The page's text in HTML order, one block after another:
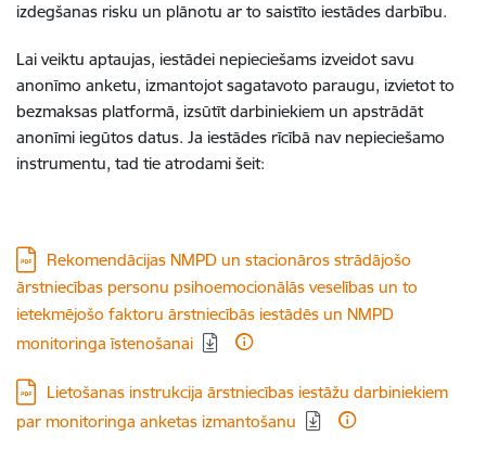
izdegšanas risku un plānotu ar to saistīto iestādes darbību.
Lai veiktu aptaujas, iestādei nepieciešams izveidot savu
anonīmo anketu, izmantojot sagatavoto paraugu, izvietot to
bezmaksas platformā, izsūtīt darbiniekiem un apstrādāt
anonīmi iegūtos datus. Ja iestādes rīcībā nav nepieciešamo
instrumentu, tad tie atrodami šeit:
Lejupielādēt:
Rekomendācijas NMPD un stacionāros strādājošo
ārstniecības personu psihoemocionālās veselības un to
ietekmējošo faktoru ārstniecībās iestādēs un NMPD
monitoringa īstenošanai
Lejupielādēt:
Lietošanas instrukcija ārstniecības iestāžu darbiniekiem
par monitoringa anketas izmantošanu